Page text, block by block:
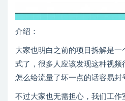
介绍：
大家也明白之前的项目拆解是
式了，很多人应该发现这种视频
怎么给流量了坏一点的话容易封
不过大家也无需担心，我们工